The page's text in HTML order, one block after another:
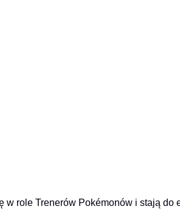
role Trenerów Pokémonów i stają do